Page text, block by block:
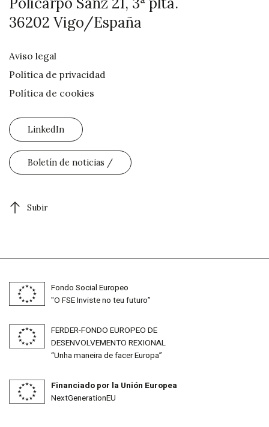
36202 Vigo/España
Aviso legal
Política de privacidad
Política de cookies
LinkedIn
Boletín de noticias
Subir
Fondo Social Europeo
"O FSE Inviste no teu futuro”
FERDER-FONDO EUROPEO DE
DESENVOLVEMENTO REXIONAL
“Unha maneira de facer Europa”
Financiado por la Unión Europea
NextGenerationEU